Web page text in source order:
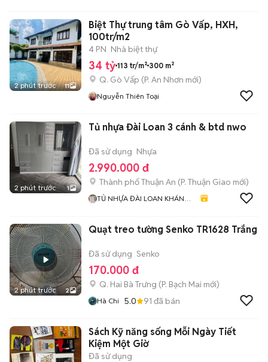
2 phút trước 11
Biệt Thự trung tâm Gò Vấp, HXH,
100tr/m2
4 PN Nhà biệt thự
34 tỷ 113 tr/m² 300 m²
Q. Gò Vấp (P. An Nhơn mới)
Nguyễn Thiên Toại
2 phút trước 1
Tủ nhựa Đài Loan 3 cánh & btd nwo
Đã sử dụng Nhựa
2.990.000 đ
Thành phố Thuận An (P. Thuận Giao mới)
TỦ NHỰA ĐÀI LOAN KHÁNH
2 phút trước 2
Quạt treo tường Senko TR1628 Trắng
Đã sử dụng Senko
170.000 đ
Q. Hai Bà Trưng (P. Bạch Mai mới)
Hà Chi 5.0 91 đã bán
Sách Kỹ năng sống Mỗi Ngày Tiết
Kiệm Một Giờ
Đã sử dụng